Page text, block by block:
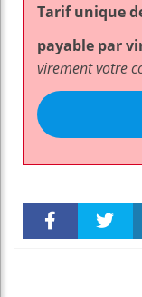
Tarif unique
payable par
virement votre